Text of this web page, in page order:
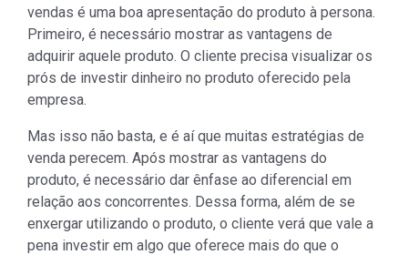
vendas é uma boa apresentação do produto à persona.
Primeiro, é necessário mostrar as vantagens de
adquirir aquele produto. O cliente precisa visualizar os
prós de investir dinheiro no produto oferecido pela
empresa.
Mas isso não basta, e é aí que muitas estratégias de
venda perecem. Após mostrar as vantagens do
produto, é necessário dar ênfase ao diferencial em
relação aos concorrentes. Dessa forma, além de se
enxergar utilizando o produto, o cliente verá que vale a
pena investir em algo que oferece mais do que o